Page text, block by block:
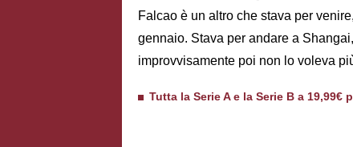
Falcao è un altro che stava per
gennaio. Stava per andare a
improvvisamente poi non lo voleva
Tutta la Serie A e la Serie B a 19,99€